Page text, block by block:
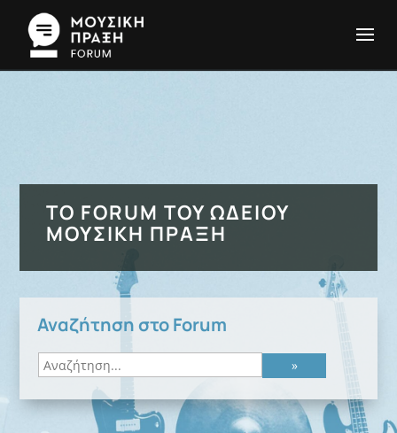
ΤΟ FORUM ΤΟΥ ΩΔΕΊΟΥ
ΜΟΥΣΙΚΉ ΠΡΆΞΗ
Αναζήτηση στο Forum